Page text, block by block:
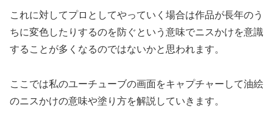
これに対してプロとしてやっていく場合は作品が長年のう
ちに変色したりするのを防ぐという意味でニスかけを意識
することが多くなるのではないかと思われます。
ここでは私のユーチューブの画面をキャプチャーして油絵
のニスかけの意味や塗り方を解説していきます。